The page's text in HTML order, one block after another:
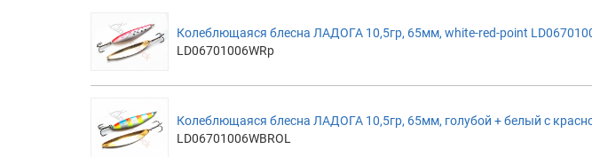
Колеблющаяся блесна ЛАДОГА 10,5гр, 65мм, white-red-point
LD06701006WRp
Колеблющаяся блесна ЛАДОГА 10,5гр, 65мм, голубой + белый с
LD06701006WBROL